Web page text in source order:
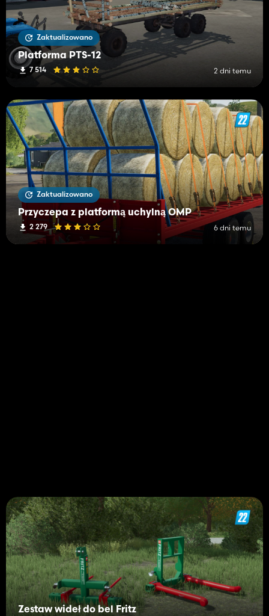
Zaktualizowano
Platforma PTS-12
7 514 2 dni temu
Zaktualizowano
Przyczepa z platformą uchylną OMP
2 279 6 dni temu
Zestaw wideł do bel Fritz